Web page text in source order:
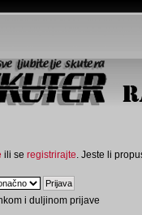
ili se registrirajte . Jeste li
i duljinom prijave